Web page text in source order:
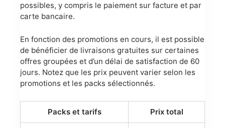
possibles, y compris le paiement sur facture et par
carte bancaire.
En fonction des promotions en cours, il est possible
de bénéficier de livraisons gratuites sur certaines
offres groupées et d’un délai de satisfaction de 60
jours. Notez que les prix peuvent varier selon les
promotions et les packs sélectionnés.
Packs et tarifs Prix total